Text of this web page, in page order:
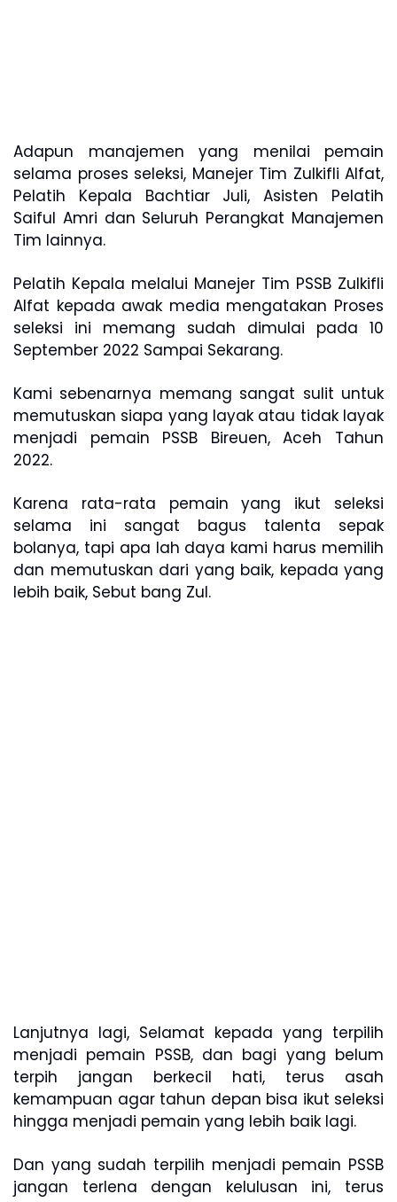
Adapun manajemen yang menilai pemain
selama proses seleksi, Manejer Tim Zulkifli Alfat,
Pelatih Kepala Bachtiar Juli, Asisten Pelatih
Saiful Amri dan Seluruh Perangkat Manajemen
Tim lainnya.
Pelatih Kepala melalui Manejer Tim PSSB Zulkifli
Alfat kepada awak media mengatakan Proses
seleksi ini memang sudah dimulai pada 10
September 2022 Sampai Sekarang.
Kami sebenarnya memang sangat sulit untuk
memutuskan siapa yang layak atau tidak layak
menjadi pemain PSSB Bireuen, Aceh Tahun
2022.
Karena rata-rata pemain yang ikut seleksi
selama ini sangat bagus talenta sepak
bolanya, tapi apa lah daya kami harus memilih
dan memutuskan dari yang baik, kepada yang
lebih baik, Sebut bang Zul.
Lanjutnya lagi, Selamat kepada yang terpilih
menjadi pemain PSSB, dan bagi yang belum
terpih jangan berkecil hati, terus asah
kemampuan agar tahun depan bisa ikut seleksi
hingga menjadi pemain yang lebih baik lagi.
Dan yang sudah terpilih menjadi pemain PSSB
jangan terlena dengan kelulusan ini, terus